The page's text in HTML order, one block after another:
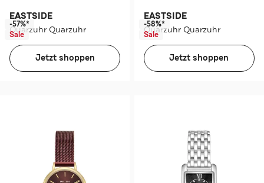
EASTSIDE
Quarzuhr Quarzuhr
-57%*
Sale
Jetzt shoppen
EASTSIDE
Quarzuhr Quarzuhr
-58%*
Sale
Jetzt shoppen